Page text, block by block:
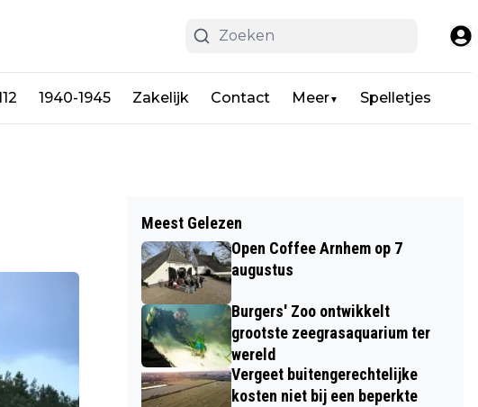
1940-1945 Zakelijk Contact Meer▼ Spelletjes
Meest Gelezen
Open Coffee Arnhem op 7
augustus
Burgers' Zoo ontwikkelt
grootste zeegrasaquarium ter
wereld
Vergeet buitengerechtelijke
kosten niet bij een beperkte